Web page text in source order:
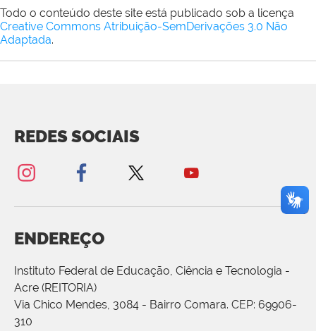
Todo o conteúdo deste site está publicado sob a licença
Creative Commons Atribuição-SemDerivações 3.0 Não
Adaptada.
REDES SOCIAIS
ENDEREÇO
Instituto Federal de Educação, Ciência e Tecnologia -
Acre (REITORIA)
Via Chico Mendes, 3084 - Bairro Comara. CEP: 69906-
310